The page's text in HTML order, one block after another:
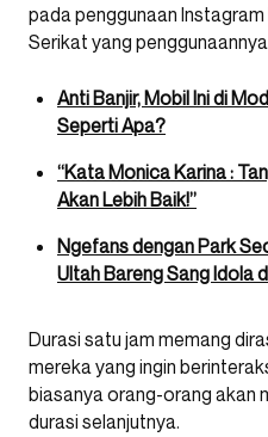
pada penggunaan Instagram
Serikat yang
Anti Banjir, Mobil Ini di
Seperti Apa?
“Kata Monica Karina :
Akan Lebih Baik!”
Ngefans dengan Park
Ultah Bareng Sang Idola
Durasi satu jam memang
mereka yang ingin
biasanya orang-orang akan
durasi selanjutnya.